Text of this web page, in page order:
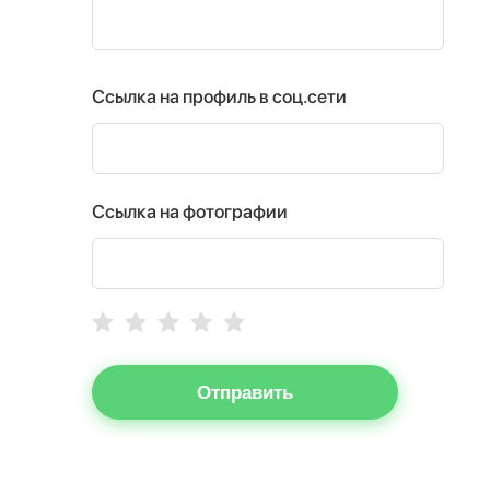
Ссылка на профиль в соц.сети
Ссылка на фотографии
Отправить